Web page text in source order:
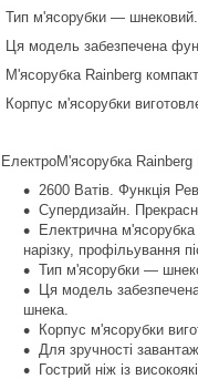
Тип м'ясорубки — шнековий.
Ця модель забезпечена
М'ясорубка Rainberg
Корпус м'ясорубки
ЕлектроМ'ясорубка Rainberg
2600 Ватів. Функція
Супердизайн.
Електрична
нарізку, профільування
Тип м'ясорубки —
Ця модель
шнека.
Корпус м'ясорубки
Для зручності
Гострий ніж із